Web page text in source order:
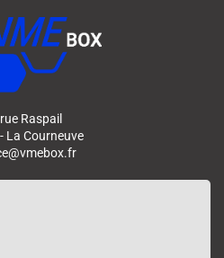
Raspail
La Courneuve